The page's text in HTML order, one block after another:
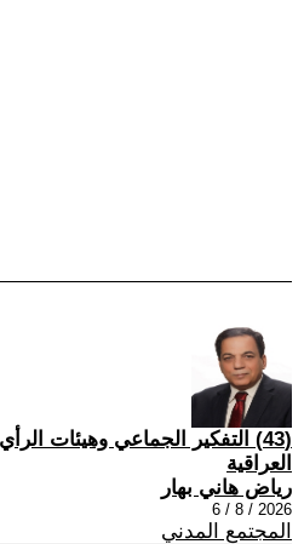
(43) التفكير الجماعي وهيئات
العراقية
رياض هاني بهار
2026 / 8 / 6
المجتمع المدني